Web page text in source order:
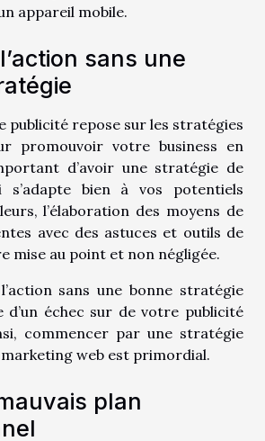
appareil mobile.
sans une
publicité repose sur les stratégies
promouvoir votre business en
d’avoir une stratégie de
s’adapte bien à vos potentiels
l’élaboration des moyens de
avec des astuces et outils de
mise au point et non négligée.
sans une bonne stratégie
d’un échec sur de votre publicité
commencer par une stratégie
web est primordial.
plan